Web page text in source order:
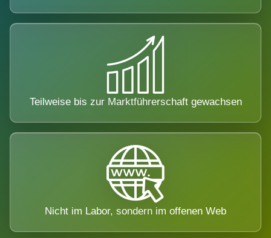
Teilweise bis zur Marktführerschaft gewachsen
Nicht im Labor, sondern im offenen Web